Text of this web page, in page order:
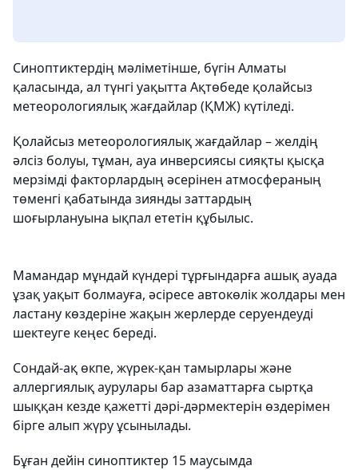
Синоптиктердің мәліметінше, бүгін Алматы
қаласында, ал түнгі уақытта Ақтөбеде қолайсыз
метеорологиялық жағдайлар (ҚМЖ) күтіледі.
Қолайсыз метеорологиялық жағдайлар – желдің
әлсіз болуы, тұман, ауа инверсиясы сияқты қысқа
мерзімді факторлардың әсерінен атмосфераның
төменгі қабатында зиянды заттардың
шоғырлануына ықпал ететін құбылыс.
Мамандар мұндай күндері тұрғындарға ашық ауада
ұзақ уақыт болмауға, әсіресе автокөлік жолдары мен
ластану көздеріне жақын жерлерде серуендеуді
шектеуге кеңес береді.
Сондай-ақ өкпе, жүрек-қан тамырлары және
аллергиялық аурулары бар азаматтарға сыртқа
шыққан кезде қажетті дәрі-дәрмектерін өздерімен
бірге алып жүру ұсынылады.
Бұған дейін синоптиктер 15 маусымда